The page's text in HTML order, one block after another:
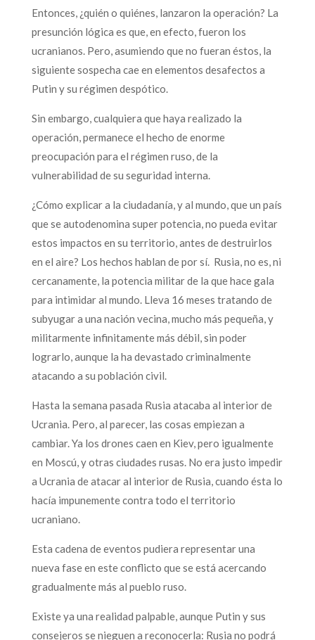
Entonces, ¿quién o quiénes, lanzaron la operación? La
presunción lógica es que, en efecto, fueron los
ucranianos. Pero, asumiendo que no fueran éstos, la
siguiente sospecha cae en elementos desafectos a
Putin y su régimen despótico.
Sin embargo, cualquiera que haya realizado la
operación, permanece el hecho de enorme
preocupación para el régimen ruso, de la
vulnerabilidad de su seguridad interna.
¿Cómo explicar a la ciudadanía, y al mundo, que un país
que se autodenomina super potencia, no pueda evitar
estos impactos en su territorio, antes de destruirlos
en el aire? Los hechos hablan de por sí. Rusia, no es, ni
cercanamente, la potencia militar de la que hace gala
para intimidar al mundo. Lleva 16 meses tratando de
subyugar a una nación vecina, mucho más pequeña, y
militarmente infinitamente más débil, sin poder
lograrlo, aunque la ha devastado criminalmente
atacando a su población civil.
Hasta la semana pasada Rusia atacaba al interior de
Ucrania. Pero, al parecer, las cosas empiezan a
cambiar. Ya los drones caen en Kiev, pero igualmente
en Moscú, y otras ciudades rusas. No era justo impedir
a Ucrania de atacar al interior de Rusia, cuando ésta lo
hacía impunemente contra todo el territorio
ucraniano.
Esta cadena de eventos pudiera representar una
nueva fase en este conflicto que se está acercando
gradualmente más al pueblo ruso.
Existe ya una realidad palpable, aunque Putin y sus
consejeros se nieguen a reconocerla: Rusia no podrá